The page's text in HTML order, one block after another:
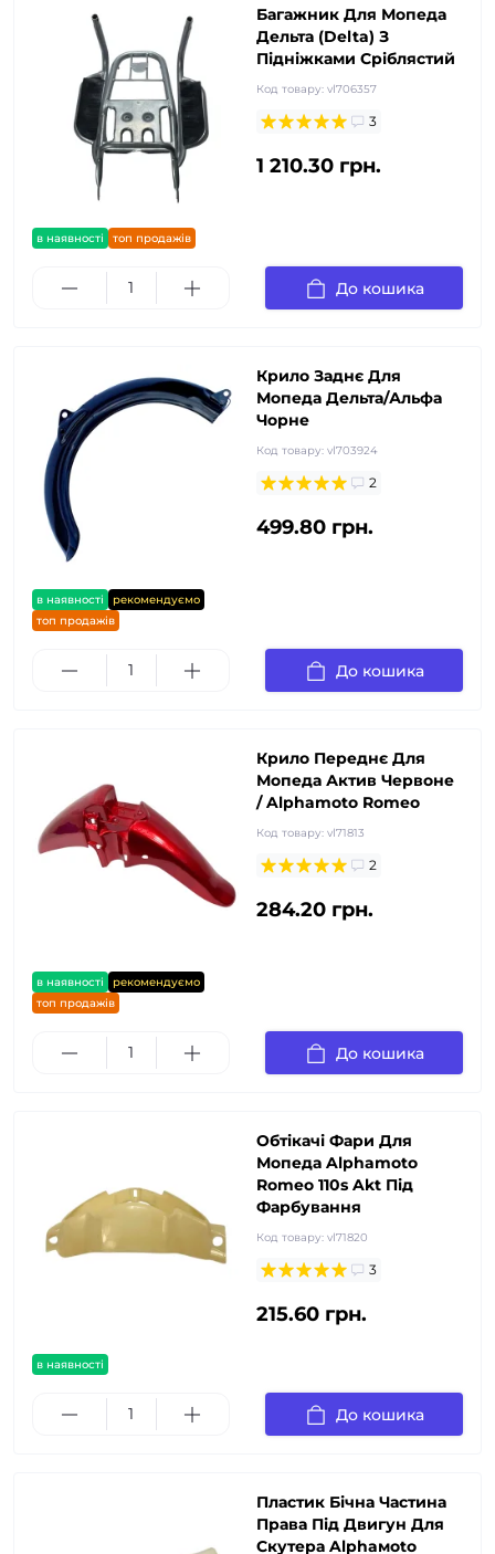
в наявності топ продажів
Багажник Для Мопеда
Дельта (Delta) З
Підніжками Сріблястий
Код товару: vl706357
3
1 210.30 грн.
До кошика
в наявності
рекомендуємо
топ продажів
Крило Заднє Для
Мопеда Дельта/Альфа
Чорне
Код товару: vl703924
2
499.80 грн.
До кошика
в наявності
рекомендуємо
топ продажів
Крило Переднє Для
Мопеда Актив Червоне
/ Alphamoto Romeo
Код товару: vl71813
2
284.20 грн.
До кошика
в наявності
Обтікачі Фари Для
Мопеда Alphamoto
Romeo 110s Akt Під
Фарбування
Код товару: vl71820
3
215.60 грн.
До кошика
Пластик Бічна Частина
Права Під Двигун Для
Скутера Alphaмoto